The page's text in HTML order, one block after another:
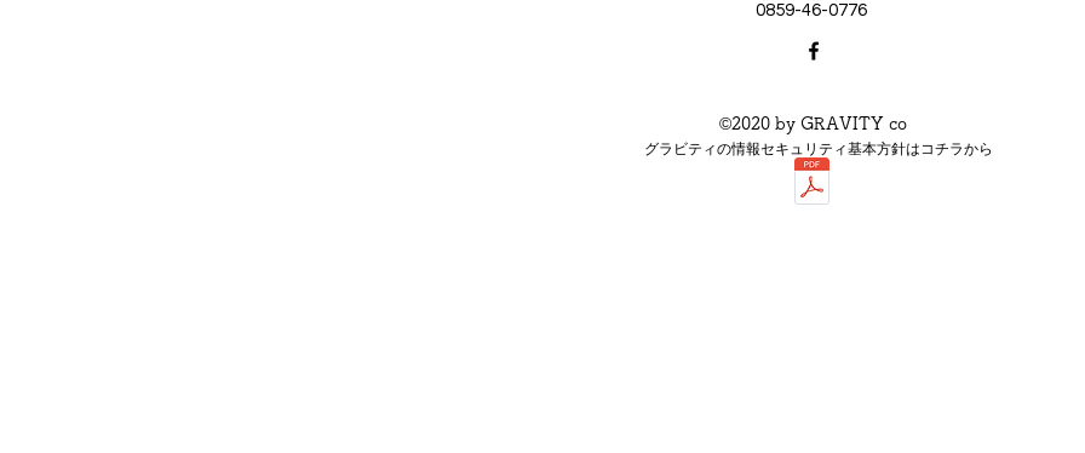
0859-46-0776
©2020 by GRAVITY co
グラビティの情報セキュリティ基本方針はコチラから